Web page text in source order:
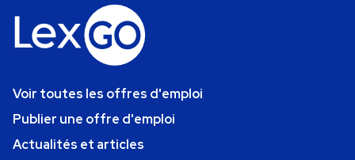
Voir toutes les offres d'emploi
Publier une offre d'emploi
Actualités et articles